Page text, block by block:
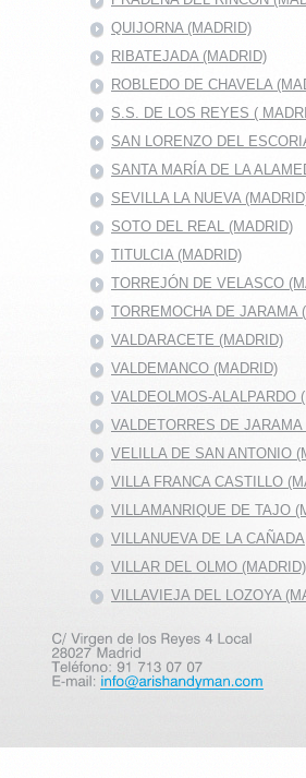
QUIJORNA (MADRID)
RIBATEJADA (MADRID)
ROBLEDO DE CHAVELA
S.S. DE LOS REYES (
SAN LORENZO DEL
SANTA MARÍA DE LA
SEVILLA LA NUEVA
SOTO DEL REAL (MADRID)
TITULCIA (MADRID)
TORREJÓN DE VELASCO
TORREMOCHA DE JARAMA
VALDARACETE (MADRID)
VALDEMANCO (MADRID)
VALDEOLMOS-ALALPARDO
VALDETORRES DE JARAMA
VELILLA DE SAN ANTONIO
VILLA FRANCA CASTILLO
VILLAMANRIQUE DE TAJO
VILLANUEVA DE LA CAÑADA
VILLAR DEL OLMO (MADRID)
VILLAVIEJA DEL LOZOYA